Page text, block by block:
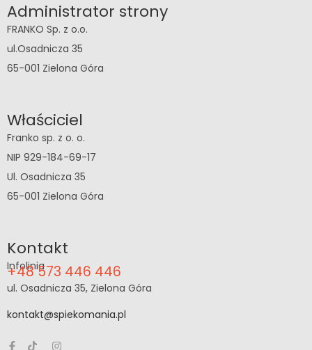
Administrator strony
FRANKO Sp. z o.o.
ul.Osadnicza 35
65-001 Zielona Góra
Właściciel
Franko sp. z o. o.
NIP 929-184-69-17
Ul. Osadnicza 35
65-001 Zielona Góra
Kontakt
Infolinia
+48 573 446 446
ul. Osadnicza 35, Zielona Góra
kontakt@spiekomania.pl